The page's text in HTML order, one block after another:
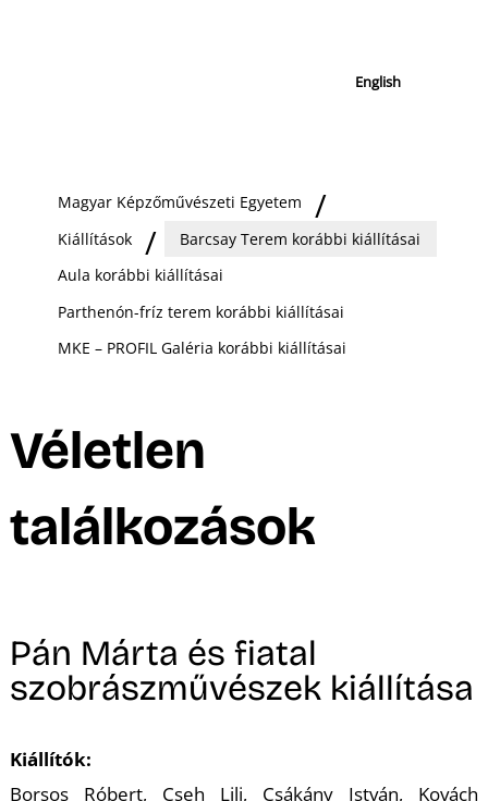
English
Magyar Képzőművészeti Egyetem
Kiállítások
Barcsay Terem korábbi kiállításai
Aula korábbi kiállításai
Parthenón-fríz terem korábbi kiállításai
MKE – PROFIL Galéria korábbi kiállításai
Véletlen
találkozások
Pán Márta és fiatal
szobrászművészek kiállítása
Kiállítók:
Borsos Róbert, Cseh Lili, Csákány István, Kovách